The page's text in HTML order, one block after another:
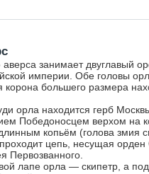
аверса занимает двуглавый
империи. Обе головы
корона большего размера
орла находится герб
Победоносцем верхом на
копьём (голова змия
цепь, несущая орден
Первозванного.
лапе орла — скипетр, а